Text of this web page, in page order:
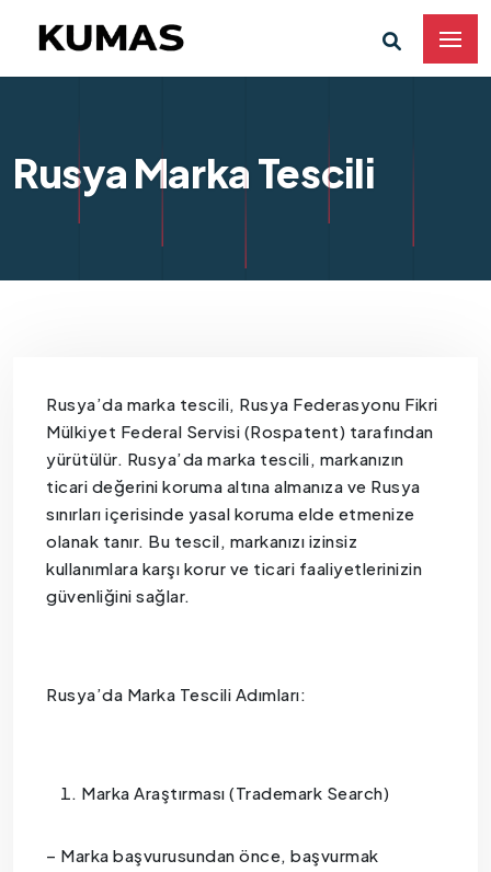
Rusya Marka Tescili
Rusya’da marka tescili, Rusya Federasyonu Fikri
Mülkiyet Federal Servisi (Rospatent) tarafından
yürütülür. Rusya’da marka tescili, markanızın
ticari değerini koruma altına almanıza ve Rusya
sınırları içerisinde yasal koruma elde etmenize
olanak tanır. Bu tescil, markanızı izinsiz
kullanımlara karşı korur ve ticari faaliyetlerinizin
güvenliğini sağlar.
Rusya’da Marka Tescili Adımları:
Marka Araştırması (Trademark Search)
– Marka başvurusundan önce, başvurmak